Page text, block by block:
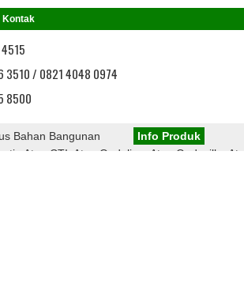
Kontak
3510 / 0821 4048 0974
8500
Bahan Bangunan
Info Produk
: Atap CTI, Atap Onduline, Atap Onduvilla,
Atap Polycarbonate, Rangka Atap Baja